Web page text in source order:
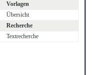
Vorlagen
Übersicht
Recherche
Textrecherche